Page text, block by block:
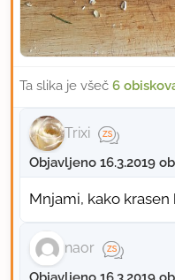
Ta slika je všeč 6
Trixi
Objavljeno 16.3.2019
Mnjami, kako
naor